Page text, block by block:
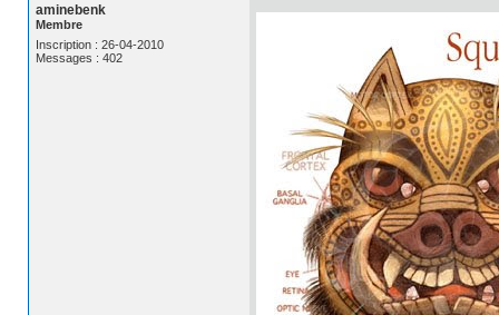
aminebenk
Membre
Inscription : 26-04-2010
Messages : 402